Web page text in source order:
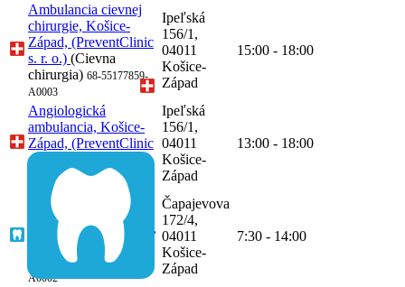
Ambulancia cievnej
chirurgie, Košice-
Západ, (PreventClinic
s. r. o.) (Cievna
chirurgia) 68-55177859-
A0003
Ipeľská
156/1,
04011
Košice-
Západ
15:00 - 18:00
Angiologická
ambulancia, Košice-
Západ, (PreventClinic
s. r. o.)
68-55177859-A0004
Ipeľská
156/1,
04011
Košice-
Západ
13:00 - 18:00
Ambulancia dentálnej
hygieny, Košice-
Západ, (DENTSTAR,
s.r.o.)
(Dentálna
hygiena)
68-46614648-
A0002
Čapajevova
172/4,
04011
Košice-
Západ
7:30 - 14:00